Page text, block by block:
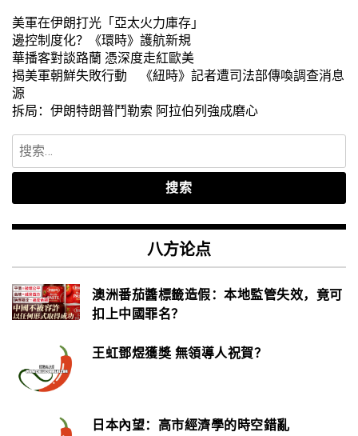
美軍在伊朗打光「亞太火力庫存」
邊控制度化？《環時》護航新規
華播客對談路蘭 憑深度走紅歐美
揭美軍朝鮮失敗行動 《紐時》記者遭司法部傳喚調查消息
源
拆局：伊朗特朗普鬥勒索 阿拉伯列強成磨心
搜
索：
八方论点
澳洲番茄醬標籤造假：本地監管失效，竟可
扣上中國罪名？
王虹鄧煜獲獎 無領導人祝賀？
日本內望：高市經濟學的時空錯亂